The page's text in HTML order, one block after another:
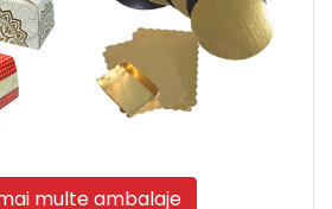
multe ambalaje